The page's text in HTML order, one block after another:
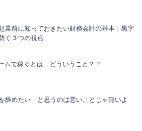
業前に知っておきたい財務会計の基本｜黒字
ぐ３つの視点
ムで稼ぐとは…どういうこと？？
辞めたい と思うのは悪いことじゃ無いよ